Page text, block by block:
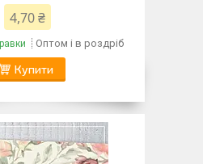
4,70 ₴
Оптом і в роздріб
Купити